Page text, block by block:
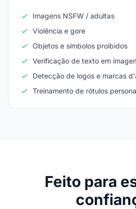
Imagens NSFW / adultas
Violência e gore
Objetos e símbolos proibidos
Verificação de texto em
Detecção de logos e marcas
Treinamento de rótulos
Feito para